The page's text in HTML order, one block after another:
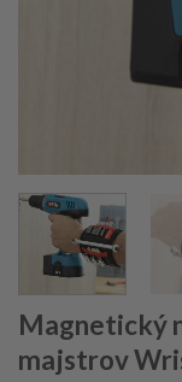
Magnetický
majstrov